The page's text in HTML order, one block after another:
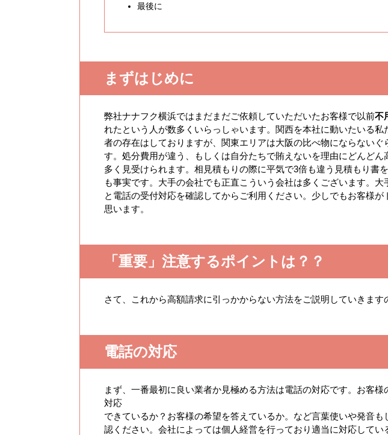
最後に
まずはじめに
弊社ナナフク横浜ではまだまだご依頼していただいたお客様で以前不
れたという人が数多くいらっしゃいます。関西を本社に動いたいる私
者の存在はしておりますが、関東エリアは大阪の比べ物にならないぐ
す。処分費用が違う、もしくは自分たちで賄えないを理由にどんどん
多く見受けられます。相見積もりの際に平気で3倍も違う見積もり書
も事実です。大手の会社でも正直こういう会社は多くございます。大
と電話の受付対応を確認してからご利用ください。少しでもお客様が
思います。
「重要」注意するポイントは？？
さて、これから高額請求に引っかからない方法をご説明していきます
電話の対応
まず、一番最初に良い業者か見極める方法は電話の対応です。お客様
対応
できているか？お客様の希望を答えているか。など言葉使いや発音
認ください。会社によっては個人経営を行っており適当に対応してい